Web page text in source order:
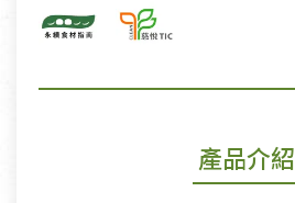
產品介紹